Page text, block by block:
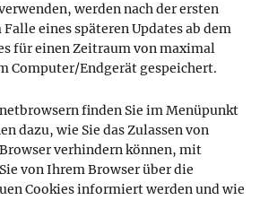
werden nach der ersten
eines späteren Updates ab dem
für einen Zeitraum von maximal
Computer/Endgerät gespeichert.
finden Sie im Menüpunkt
dazu, wie Sie das Zulassen von
verhindern können, mit
von Ihrem Browser über die
Cookies informiert werden und wie